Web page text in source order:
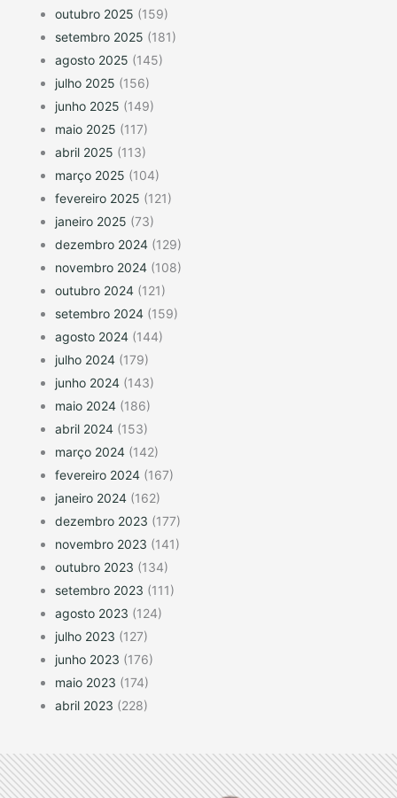
outubro 2025 (159)
setembro 2025 (181)
agosto 2025 (145)
julho 2025 (156)
junho 2025 (149)
maio 2025 (117)
abril 2025 (113)
março 2025 (104)
fevereiro 2025 (121)
janeiro 2025 (73)
dezembro 2024 (129)
novembro 2024 (108)
outubro 2024 (121)
setembro 2024 (159)
agosto 2024 (144)
julho 2024 (179)
junho 2024 (143)
maio 2024 (186)
abril 2024 (153)
março 2024 (142)
fevereiro 2024 (167)
janeiro 2024 (162)
dezembro 2023 (177)
novembro 2023 (141)
outubro 2023 (134)
setembro 2023 (111)
agosto 2023 (124)
julho 2023 (127)
junho 2023 (176)
maio 2023 (174)
abril 2023 (228)